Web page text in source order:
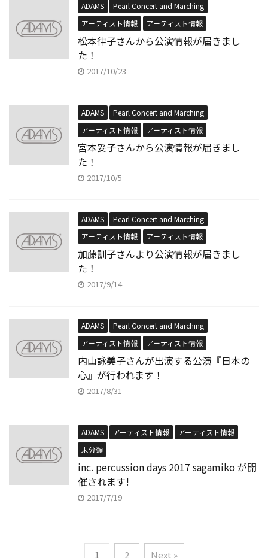
ADAMS
Pearl Concert and Marching
アーティスト情報
アーティスト情報
松本律子さんから公演情報が届きまし
た！
2017/10/23
ADAMS
Pearl Concert and Marching
アーティスト情報
アーティスト情報
宮本妥子さんから公演情報が届きまし
た！
2017/10/5
ADAMS
Pearl Concert and Marching
アーティスト情報
アーティスト情報
加藤訓子さんより公演情報が届きまし
た！
2017/9/14
ADAMS
Pearl Concert and Marching
アーティスト情報
アーティスト情報
内山詠美子さんが出演する公演『日本の
心』が行われます！
2017/8/31
ADAMS アーティスト情報
アーティスト情報
未分類
inc. percussion days 2017 sagamiko が開
催されます!
2017/7/19
1 2 Next »